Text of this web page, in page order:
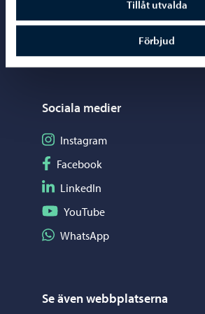
Tillåt utvalda
Förbjud
Kartor och lägesinformation
Sociala medier
Följ på Instagram
Instagram
Följ på Facebook
Facebook
Följ på LinkedIn
LinkedIn
Följ på YouTube
YouTube
Dela på WhatsApp
WhatsApp
Se även webbplatserna